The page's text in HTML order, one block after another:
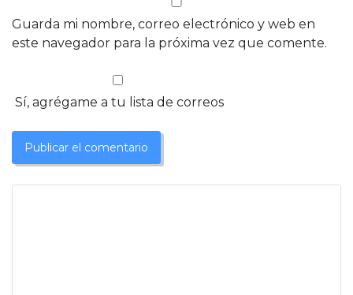
Guarda mi nombre, correo electrónico y web en
este navegador para la próxima vez que comente.
Sí, agrégame a tu lista de correos